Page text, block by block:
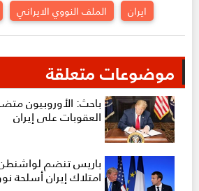
ايران الملف النووي الايراني
موضوعات متعلقة
باحث: الأوروبيون
العقوبات على إيران
باريس تنضم
امتلاك إيران أسلحة